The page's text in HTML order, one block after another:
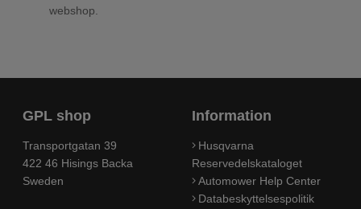
webshop.
GPL shop
Transportgatan 39
422 46 Hisings Backa
Sweden
Information
Husqvarna
Reservedelskataloget
Automower Help Center
Databeskyttelsespolitik